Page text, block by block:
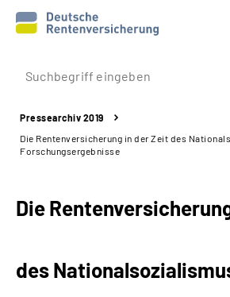
Prävention
Reha
Beratung & Kontakt
Experten
Pressearchiv 2019
Die Rentenversicherung in der Zeit des
Forschungsergebnisse
Die
des